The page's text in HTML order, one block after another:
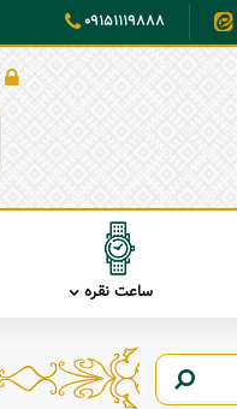
09151119888
ساعت نقره